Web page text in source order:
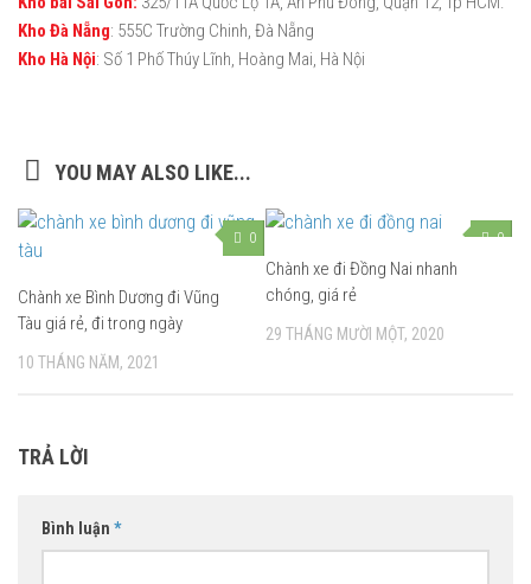
Kho Đà Nẵng: 555C Trường Chinh, Đà Nẵng
Kho Hà Nội: Số 1 Phố Thúy Lĩnh, Hoàng Mai, Hà Nội
YOU MAY ALSO LIKE...
0
Chành xe Bình Dương đi Vũng
Tàu giá rẻ, đi trong ngày
10 THÁNG NĂM, 2021
0
Chành xe đi Đồng Nai nhanh
chóng, giá rẻ
29 THÁNG MƯỜI MỘT, 2020
TRẢ LỜI
Bình luận *